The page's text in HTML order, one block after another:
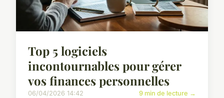
Top 5 logiciels
incontournables pour gérer
vos finances personnelles
06/04/2026 14:42 9 min de lecture →